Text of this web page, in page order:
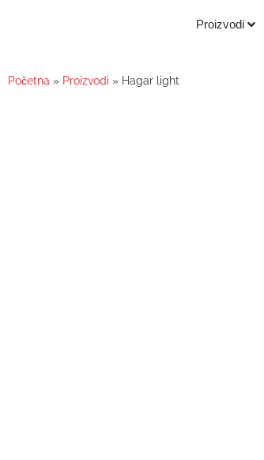
Proizvodi
Početna » Proizvodi » Hagar light